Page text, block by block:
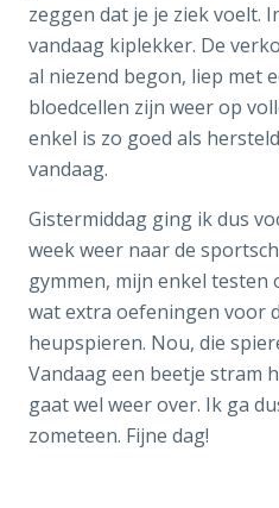
zeggen dat je je ziek voelt.
vandaag kiplekker. De
al niezend begon, liep met
bloedcellen zijn weer op
enkel is zo goed als
vandaag.
Gistermiddag ging ik dus
week weer naar de
gymmen, mijn enkel testen
wat extra oefeningen voor
heupspieren. Nou, die
Vandaag een beetje stram
gaat wel weer over. Ik ga
zometeen. Fijne dag!